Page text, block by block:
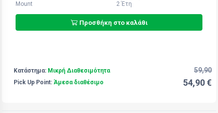
Mount
2 Έτη
Προσθήκη στο καλάθι
Κατάστημα: Μικρή Διαθεσιμότητα
Pick Up Point: Άμεσα διαθέσιμο
59,90
54,90 €